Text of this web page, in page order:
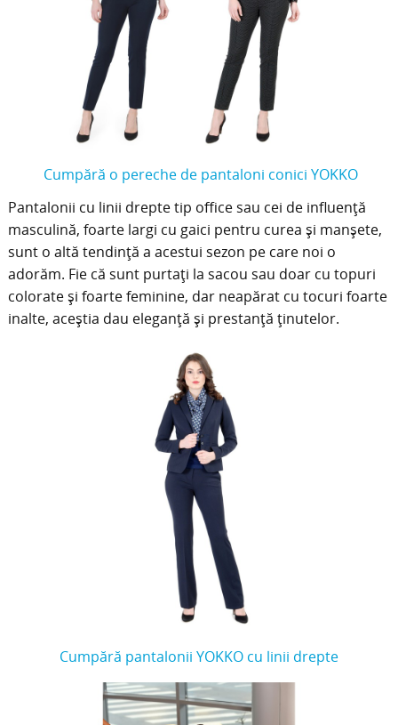
Cumpără o pereche de pantaloni conici YOKKO
Pantalonii cu linii drepte tip office sau cei de influență
masculină, foarte largi cu gaici pentru curea și manșete,
sunt o altă tendință a acestui sezon pe care noi o
adorăm. Fie că sunt purtați la sacou sau doar cu topuri
colorate și foarte feminine, dar neapărat cu tocuri foarte
inalte, aceștia dau eleganță și prestanță ținutelor.
Cumpără pantalonii YOKKO cu linii drepte